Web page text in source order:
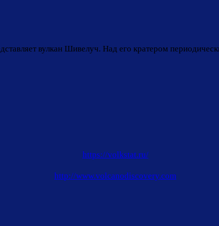
вулкан Шивелуч. Над его кратером
https://volkstat.ru/
http://www.volcanodiscovery.com